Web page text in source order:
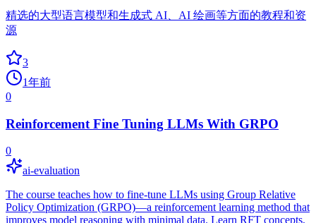
精选的大型语言模型和生成式 AI、AI 绘画等方面的教程和资
源
3
1年前
0
Reinforcement Fine Tuning LLMs With GRPO
0
ai-evaluation
The course teaches how to fine-tune LLMs using Group Relative
Policy Optimization (GRPO)—a reinforcement learning method that
improves model reasoning with minimal data. Learn RFT concepts,